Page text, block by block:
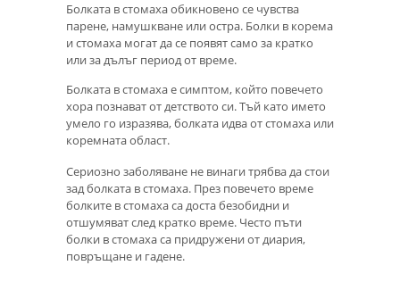
Болката в стомаха обикновено се чувства
парене, намушкване или остра. Болки в корема
и стомаха могат да се появят само за кратко
или за дълъг период от време.
Болката в стомаха е симптом, който повечето
хора познават от детството си. Тъй като името
умело го изразява, болката идва от стомаха или
коремната област.
Сериозно заболяване не винаги трябва да стои
зад болката в стомаха. През повечето време
болките в стомаха са доста безобидни и
отшумяват след кратко време. Често пъти
болки в стомаха са придружени от диария,
повръщане и гадене.